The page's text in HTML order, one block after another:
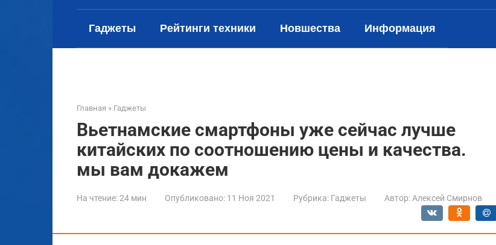
Гаджеты Рейтинги техники Новшества Информация
Главная » Гаджеты
Вьетнамские смартфоны уже сейчас лучше
китайских по соотношению цены и качества.
мы вам докажем
На чтение:24 мин Опубликовано: 11 Ноя 2021 Рубрика: Гаджеты Автор: Алексей Смирнов